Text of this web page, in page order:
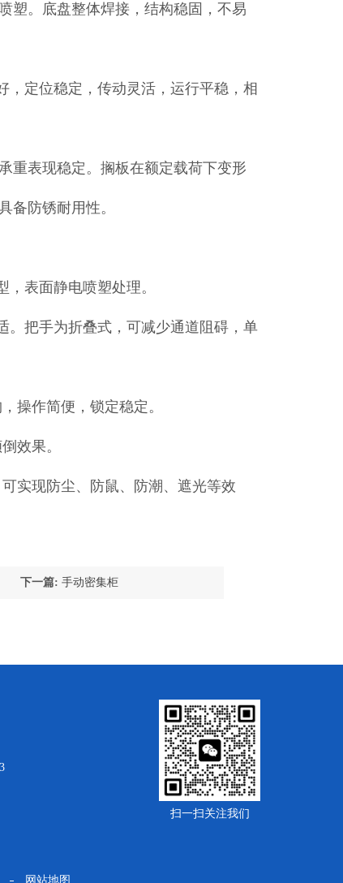
塑。底盘整体焊接，结构稳固，不易
，定位稳定，传动灵活，运行平稳，相
重表现稳定。搁板在额定载荷下变形
备防锈耐用性。
表面静电喷塑处理。
。把手为折叠式，可减少通道阻碍，单
操作简便，锁定稳定。
效果。
实现防尘、防鼠、防潮、遮光等效
下一篇:手动密集柜
扫一扫关注我们
网站地图